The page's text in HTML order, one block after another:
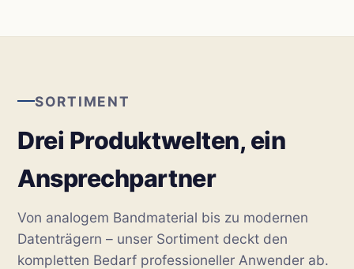
SORTIMENT
Drei Produktwelten, ein
Ansprechpartner
Von analogem Bandmaterial bis zu modernen
Datenträgern – unser Sortiment deckt den
kompletten Bedarf professioneller Anwender ab.